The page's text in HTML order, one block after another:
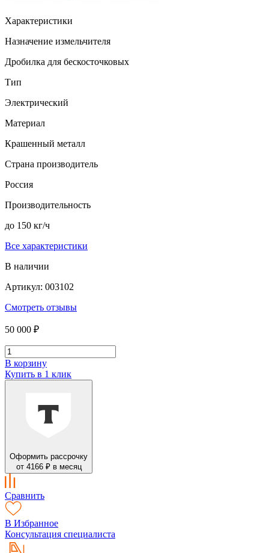
Характеристики
Назначение измельчителя
Дробилка для бескосточковых
Тип
Электрический
Материал
Крашенный металл
Страна производитель
Россия
Производительность
до 150 кг/ч
Все характеристики
В наличии
Артикул: 003102
Смотреть отзывы
50 000 ₽
В корзину
Купить в 1 клик
Оформить рассрочку
от 4166 ₽ в месяц
Сравнить
В Избранное
Консультация специалиста